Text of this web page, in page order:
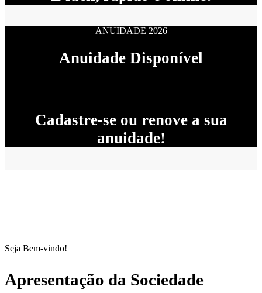
ANUIDADE 2026
Anuidade Disponível
Cadastre-se ou renove a sua
anuidade!
Seja Bem-vindo!
Apresentação da Sociedade